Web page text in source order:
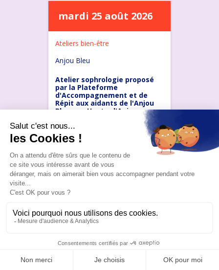
mardi 25 août 2026
Ateliers bien-être
Anjou Bleu
Atelier sophrologie proposé
par la Plateforme
d'Accompagnement et de
Répit aux aidants de l'Anjou
Bleu aux Hauts-d'Anjou
mercredi 26 août
2026
Ateliers bien-être